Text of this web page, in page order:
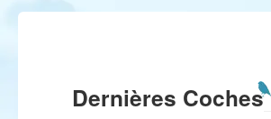
Dernières Coches